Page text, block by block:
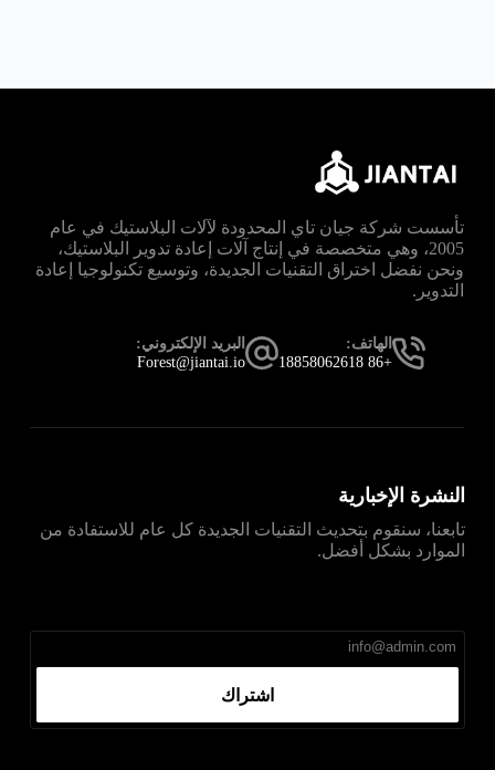
تأسست شركة جيان تاي المحدودة لآلات البلاستيك في عام
2005، وهي متخصصة في إنتاج آلات إعادة تدوير البلاستيك،
ونحن نفضل اختراق التقنيات الجديدة، وتوسيع تكنولوجيا إعادة
التدوير.
الهاتف:
+86 18858062618
البريد الإلكتروني:
Forest@jiantai.io
النشرة الإخبارية
تابعنا، سنقوم بتحديث التقنيات الجديدة كل عام للاستفادة من
الموارد بشكل أفضل.
اشتراك